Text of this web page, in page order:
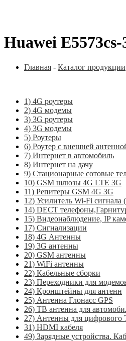
Huawei
Главная - Каталог продукции
1) 4G роутеры
2) 4G модемы
3) 3G роутеры
4) 3G модемы
5) Роутеры
6) Роутер с внешней
7) Интернет в автомобиль
8) Интернет на дачу
9) Стационарные сотовые
10) GSM шлюзы 4G LTE 3G
11) Репитеры GSM 4G 3G
12) Усилитель Wi-Fi сигнала
14) DECT
15) Видеонаблюдение, IP
17) Сигнализации
18) 4G Антенны
19) 3G антенны
20) GSM антенны
21) WiFi антенны
22) Кабельные сборки
23) Переходники для
24) Кронштейны для антенн
25) Антенна Глонасс GPS
26) ТВ антенна для
27) Антенны для
31) HDMI кабеля
49) Зарядные устройства.